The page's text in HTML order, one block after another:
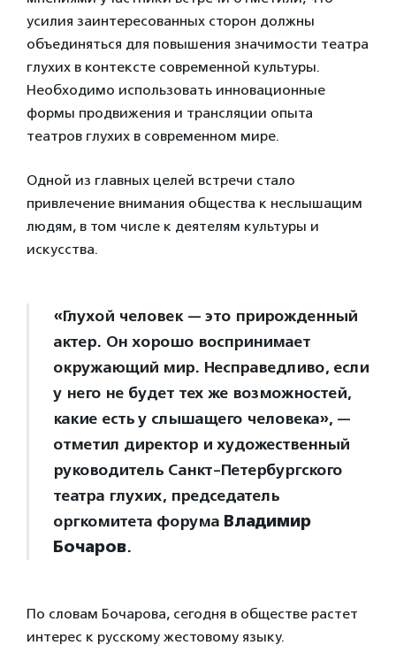
усилия заинтересованных сторон должны
объединяться для повышения значимости театра
глухих в контексте современной культуры.
Необходимо использовать инновационные
формы продвижения и трансляции опыта
театров глухих в современном мире.
Одной из главных целей встречи стало
привлечение внимания общества к неслышащим
людям, в том числе к деятелям культуры и
искусства.
«Глухой человек — это прирожденный
актер. Он хорошо воспринимает
окружающий мир. Несправедливо, если
у него не будет тех же возможностей,
какие есть у слышащего человека», —
отметил директор и художественный
руководитель Санкт-Петербургского
театра глухих, председатель
оргкомитета форума Владимир
Бочаров.
По словам Бочарова, сегодня в обществе растет
интерес к русскому жестовому языку.